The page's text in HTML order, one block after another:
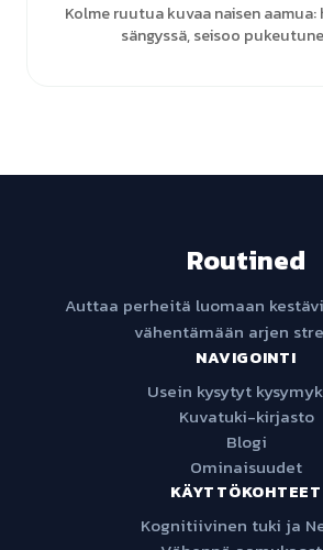
Kolme ruutua kuvaa naisen aamua:
sängyssä, seisoo
Routined
Auttaa perheitä luomaan
vähentämään arjen
NAVIGOINTI
Usein kysytyt
Kuvatuki-kirjasto
Blogi
Ominaisuudet
KÄYTTÖKOHTEET
Kognitiivinen tuki ja